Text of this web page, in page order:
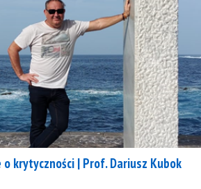
krytyczności | Prof. Dariusz Kubok